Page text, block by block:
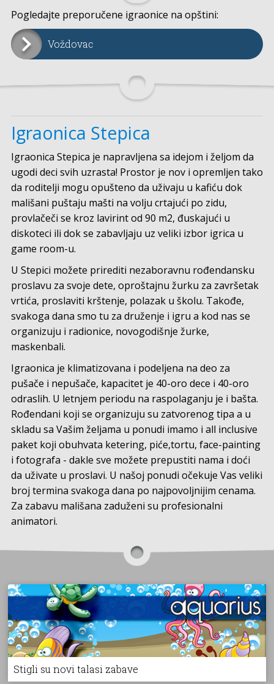
Pogledajte preporučene igraonice na opštini:
Voždovac
Igraonica Stepica
Igraonica Stepica je napravljena sa idejom i željom da
ugodi deci svih uzrasta! Prostor je nov i opremljen tako
da roditelji mogu opušteno da uživaju u kafiću dok
mališani puštaju mašti na volju crtajući po zidu,
provlačeči se kroz lavirint od 90 m2, đuskajući u
diskoteci ili dok se zabavljaju uz veliki izbor igrica u
game room-u.
U Stepici možete prirediti nezaboravnu rođendansku
proslavu za svoje dete, oproštajnu žurku za završetak
vrtića, proslaviti krštenje, polazak u školu. Takođe,
svakoga dana smo tu za druženje i igru a kod nas se
organizuju i radionice, novogodišnje žurke,
maskenbali.
Igraonica je klimatizovana i podeljena na deo za
pušače i nepušače, kapacitet je 40-oro dece i 40-oro
odraslih. U letnjem periodu na raspolaganju je i bašta.
Rođendani koji se organizuju su zatvorenog tipa a u
skladu sa Vašim željama u ponudi imamo i all inclusive
paket koji obuhvata ketering, piće,tortu, face-painting
i fotografa - dakle sve možete prepustiti nama i doći
da uživate u proslavi. U našoj ponudi očekuje Vas veliki
broj termina svakoga dana po najpovoljnijim cenama.
Za zabavu mališana zaduženi su profesionalni
animatori.
Stigli su novi talasi zabave